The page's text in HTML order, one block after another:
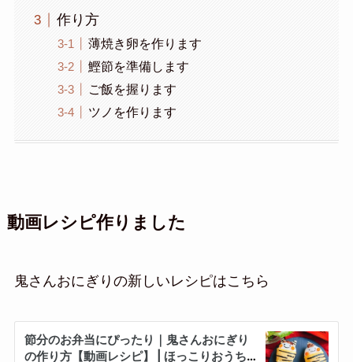
作り方
薄焼き卵を作ります
鰹節を準備します
ご飯を握ります
ツノを作ります
動画レシピ作りました
鬼さんおにぎりの新しいレシピはこちら